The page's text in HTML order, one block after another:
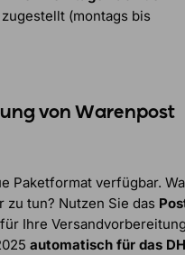
(montags bis
von Warenpost
Paketformat verfügbar.
zu tun? Nutzen Sie das
für Ihre
automatisch für das